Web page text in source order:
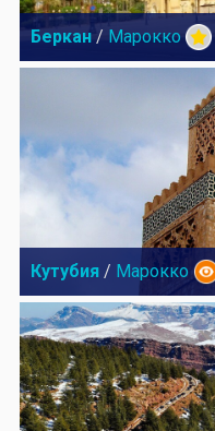
Беркан / Марокко
Кутубия / Марокко